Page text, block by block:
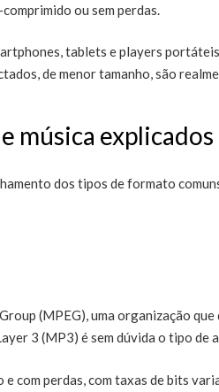
ou sem perdas.
tablets e players
de menor tamanho, são
música explicados
dos tipos de formato
(MPEG), uma organização
3 (MP3) é sem dúvida o tipo de
com perdas, com taxas de bits